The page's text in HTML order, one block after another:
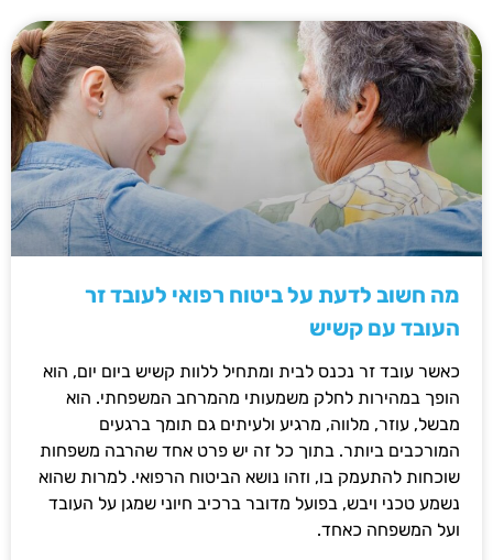
מה חשוב לדעת על ביטוח רפואי לעובד זר
העובד עם קשיש
כאשר עובד זר נכנס לבית ומתחיל ללוות קשיש ביום יום, הוא
הופך במהירות לחלק משמעותי מהמרחב המשפחתי. הוא
מבשל, עוזר, מלווה, מרגיע ולעיתים גם תומך ברגעים
המורכבים ביותר. בתוך כל זה יש פרט אחד שהרבה משפחות
שוכחות להתעמק בו, וזהו נושא הביטוח הרפואי. למרות שהוא
נשמע טכני ויבש, בפועל מדובר ברכיב חיוני שמגן על העובד
ועל המשפחה כאחד.